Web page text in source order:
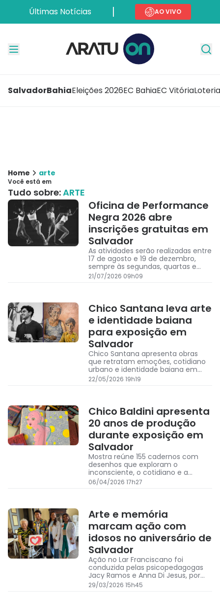
Últimas Notícias AO VIVO
SalvadorBahiaEleições 2026EC BahiaEC Vitória
Home arte
Você está em
Tudo sobre:ARTE
Oficina de Performance
Negra 2026 abre
inscrições gratuitas em
Salvador
As atividades serão realizadas entre
17 de agosto e 19 de dezembro,
sempre às segundas, quartas e
sextas-feiras, das 18h30 às 19h30,
em três espaços culturais de
21/07/2026 09h09
Chico Santana leva arte
e identidade baiana
para exposição em
Salvador
Chico Santana apresenta obras
que retratam emoções, cotidiano
urbano e identidade baiana em
mostra gratuita na capital
22/05/2026 19h19
Chico Baldini apresenta
20 anos de produção
durante exposição em
Salvador
Mostra reúne 155 cadernos com
desenhos que exploram o
inconsciente, o cotidiano e a
imaginação do artista
06/04/2026 17h27
Arte e memória
marcam ação com
idosos no aniversário de
Salvador
Ação no Lar Franciscano foi
conduzida pelas psicopedagogas
Jacy Ramos e Anna Di Jesus, por
meio de uma oficina de pintura em
tel
29/03/2026 15h45